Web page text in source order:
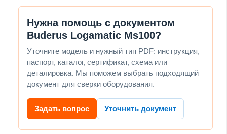
Нужна помощь с документом
Buderus Logamatic Ms100?
Уточните модель и нужный тип PDF: инструкция,
паспорт, каталог, сертификат, схема или
деталировка. Мы поможем выбрать подходящий
документ для сверки оборудования.
Задать вопрос Уточнить документ